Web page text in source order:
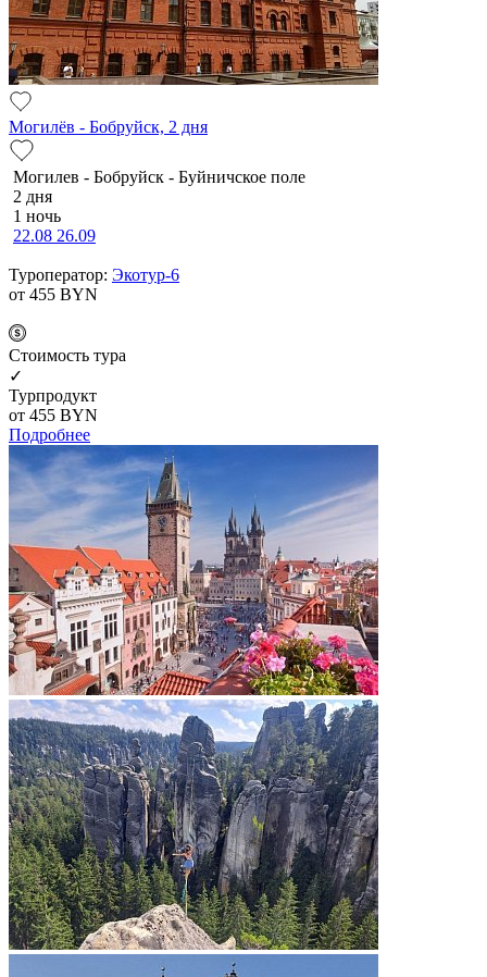
Могилёв - Бобруйск, 2 дня
Мо­ги­лев - Бобруйск - Буй­нич­ское по­ле
2 дня
1 ночь
22.08 26.09
Туроператор: Экотур-6
от 455 BYN
Cтоимость тура
✓
Турпродукт
от 455 BYN
Подробнее